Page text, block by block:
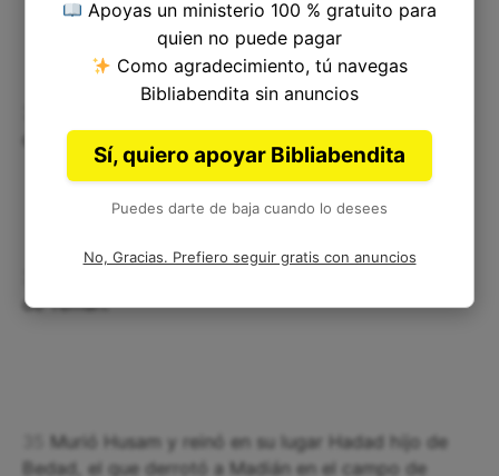
de Bosra.
de Temán.
Murió Husam y reinó en su lugar Hadad hijo de
Bedad, el que derrotó a Madián en el campo de
Apoyas un ministerio 100 % gratuito para
quien no puede pagar
Como agradecimiento, tú navegas
Bibliabendita sin anuncios
Sí, quiero apoyar Bibliabendita
Puedes darte de baja cuando lo desees
No, Gracias. Prefiero seguir gratis con anuncios